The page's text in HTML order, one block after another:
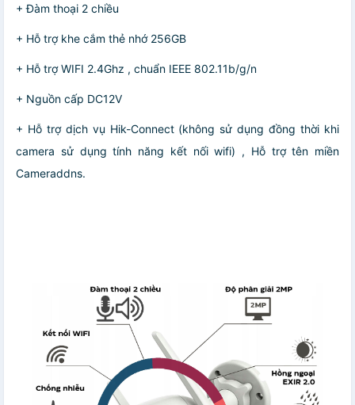
+ Đàm thoại 2 chiều
+ Hỗ trợ khe cắm thẻ nhớ 256GB
+ Hỗ trợ WIFI 2.4Ghz , chuẩn IEEE 802.11b/g/n
+ Nguồn cấp DC12V
+ Hỗ trợ dịch vụ Hik-Connect (không sử dụng đồng thời khi
camera sử dụng tính năng kết nối wifi) , Hỗ trợ tên miền
Cameraddns.